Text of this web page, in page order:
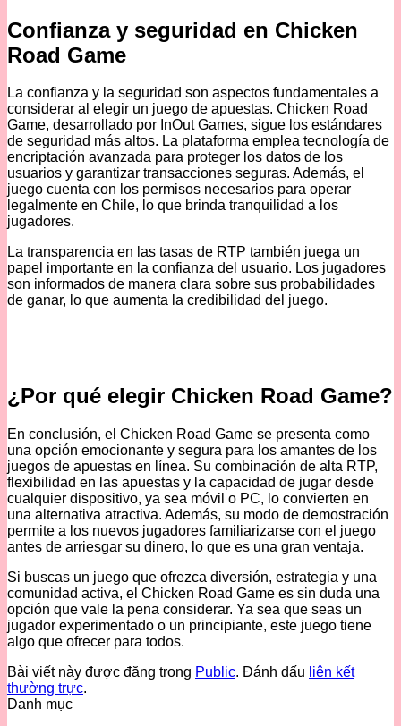
Confianza y seguridad en Chicken
Road Game
La confianza y la seguridad son aspectos fundamentales a
considerar al elegir un juego de apuestas. Chicken Road
Game, desarrollado por InOut Games, sigue los estándares
de seguridad más altos. La plataforma emplea tecnología de
encriptación avanzada para proteger los datos de los
usuarios y garantizar transacciones seguras. Además, el
juego cuenta con los permisos necesarios para operar
legalmente en Chile, lo que brinda tranquilidad a los
jugadores.
La transparencia en las tasas de RTP también juega un
papel importante en la confianza del usuario. Los jugadores
son informados de manera clara sobre sus probabilidades
de ganar, lo que aumenta la credibilidad del juego.
¿Por qué elegir Chicken Road Game?
En conclusión, el Chicken Road Game se presenta como
una opción emocionante y segura para los amantes de los
juegos de apuestas en línea. Su combinación de alta RTP,
flexibilidad en las apuestas y la capacidad de jugar desde
cualquier dispositivo, ya sea móvil o PC, lo convierten en
una alternativa atractiva. Además, su modo de demostración
permite a los nuevos jugadores familiarizarse con el juego
antes de arriesgar su dinero, lo que es una gran ventaja.
Si buscas un juego que ofrezca diversión, estrategia y una
comunidad activa, el Chicken Road Game es sin duda una
opción que vale la pena considerar. Ya sea que seas un
jugador experimentado o un principiante, este juego tiene
algo que ofrecer para todos.
Bài viết này được đăng trong Public. Đánh dấu liên kết
thường trực.
Danh mục